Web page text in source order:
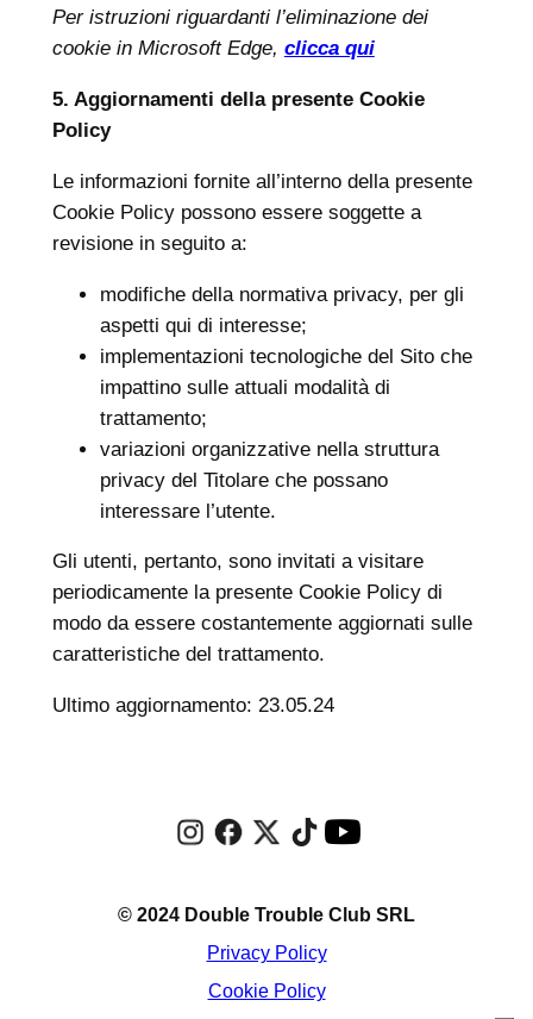
Per istruzioni riguardanti l’eliminazione dei
cookie in Microsoft Edge, clicca qui
5. Aggiornamenti della presente Cookie
Policy
Le informazioni fornite all’interno della presente
Cookie Policy possono essere soggette a
revisione in seguito a:
modifiche della normativa privacy, per gli
aspetti qui di interesse;
implementazioni tecnologiche del Sito che
impattino sulle attuali modalità di
trattamento;
variazioni organizzative nella struttura
privacy del Titolare che possano
interessare l’utente.
Gli utenti, pertanto, sono invitati a visitare
periodicamente la presente Cookie Policy di
modo da essere costantemente aggiornati sulle
caratteristiche del trattamento.
Ultimo aggiornamento: 23.05.24
© 2024 Double Trouble Club SRL
Privacy Policy
Cookie Policy